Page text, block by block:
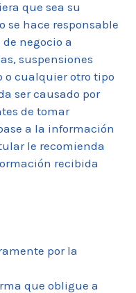
que sea su
se hace responsable
negocio a
suspensiones
o cualquier otro tipo
ser causado por
de tomar
a la información
le recomienda
recibida
por la
que obligue a